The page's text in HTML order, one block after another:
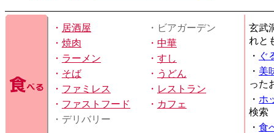
・ 居酒屋
・ビアガーデン
・ 焼肉 ・ 中華
・ ラーメン ・ すし
・ そば ・ うどん
・ ファミレス ・ レストラン
・ ファストフード ・ カフェ
・デリバリー
玄武
れと
・ ぐ
・ 美
った
・ ホ
検索
・ 食